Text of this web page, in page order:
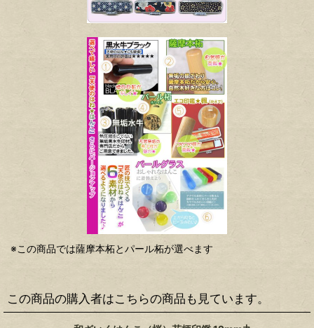
※この商品では薩摩本柘とパール柘が選べます
この商品の購入者はこちらの商品も見ています。